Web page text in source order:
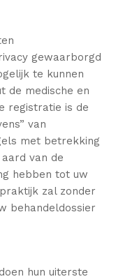
gewaarborgd
te kunnen
de medische en
registratie is de
van
met betrekking
van de
hebben tot uw
zal zonder
behandeldossier
hun uiterste